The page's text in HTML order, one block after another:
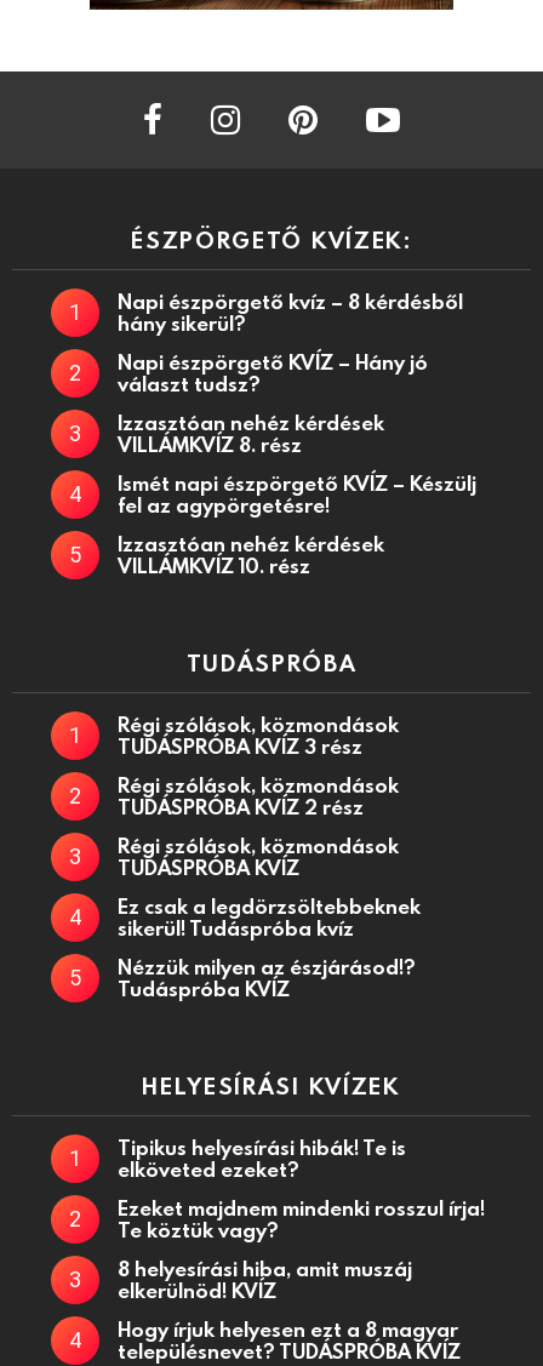
facebook instagram
ÉSZPÖRGETŐ KVÍZEK:
Napi észpörgető kvíz – 8 kérdésből
hány sikerül?
Napi észpörgető KVÍZ – Hány jó
választ tudsz?
Izzasztóan nehéz kérdések
VILLÁMKVÍZ 8. rész
Ismét napi észpörgető KVÍZ – Készülj
fel az agypörgetésre!
Izzasztóan nehéz kérdések
VILLÁMKVÍZ 10. rész
TUDÁSPRÓBA
Régi szólások, közmondások
TUDÁSPRÓBA KVÍZ 3 rész
Régi szólások, közmondások
TUDÁSPRÓBA KVÍZ 2 rész
Régi szólások, közmondások
TUDÁSPRÓBA KVÍZ
Ez csak a legdörzsöltebbeknek
sikerül! Tudáspróba kvíz
Nézzük milyen az észjárásod!?
Tudáspróba KVÍZ
HELYESÍRÁSI KVÍZEK
Tipikus helyesírási hibák! Te is
elköveted ezeket?
Ezeket majdnem mindenki rosszul írja!
Te köztük vagy?
8 helyesírási hiba, amit muszáj
elkerülnöd! KVÍZ
Hogy írjuk helyesen ezt a 8 magyar
településnevet? TUDÁSPRÓBA KVÍZ